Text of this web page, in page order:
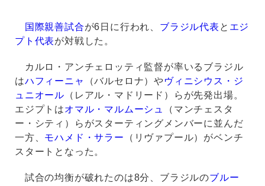
国際親善試合が6日に行われ、 ブラジル代表 と エジ
プト代表が対戦した。
カルロ・アンチェロッティ監督が率いるブラジル
はハフィーニャ （バルセロナ）やヴィニシウス・ジ
ュニオール （レアル・マドリード）らが先発出場。
エジプトはオマル・マルムーシュ
（マンチェスタ
ー・シティ）らがスターティングメンバーに並んだ
一方、 モハメド・サラー
（リヴァプール）がベンチ
スタートとなった。
試合の均衡が破れたのは8分、ブラジルのブルー